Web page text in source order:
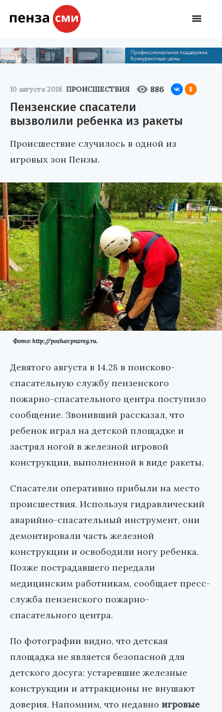
10 августа 2018 ПРОИСШЕСТВИЯ 886
Пензенские спасатели
вызволили ребенка из ракеты
Происшествие случилось в одной из
игровых зон Пензы.
Фото: http://pozhar.pnzreg.ru.
Девятого августа в 14.28 в поисково-
спасательную службу пензенского
пожарно-спасательного центра поступило
сообщение. Звонивший рассказал, что
ребенок играл на детской площадке и
застрял ногой в железной игровой
конструкции, выполненной в виде ракеты.
Спасатели оперативно прибыли на место
происшествия. Используя гидравлический
аварийно-спасательный инструмент, они
демонтировали часть железной
конструкции и освободили ногу ребенка.
Позже пострадавшего передали
медицинским работникам, сообщает пресс-
служба пензенского пожарно-
спасательного центра.
По фотографии видно, что детская
площадка не является безопасной для
детского досуга: устаревшие железные
конструкции и аттракционы не внушают
доверия. Напомним, что недавно игровые